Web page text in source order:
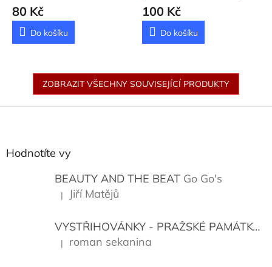
80 Kč
Do košíku
Straffi Iginio
100 Kč
Do košíku
ZOBRAZIT VŠECHNY SOUVISEJÍCÍ PRODUKTY
Hodnotíte vy
BEAUTY AND THE BEAT Go Go's
Hodnocení produktu je 5 z 5 hvězdiček.
| Jiří Matějů
VYSTŘIHOVÁNKY - PRAŽSKÉ PAMÁTKY
Hodnocení produktu je 5 z 5 hvězdiček.
| roman sekanina